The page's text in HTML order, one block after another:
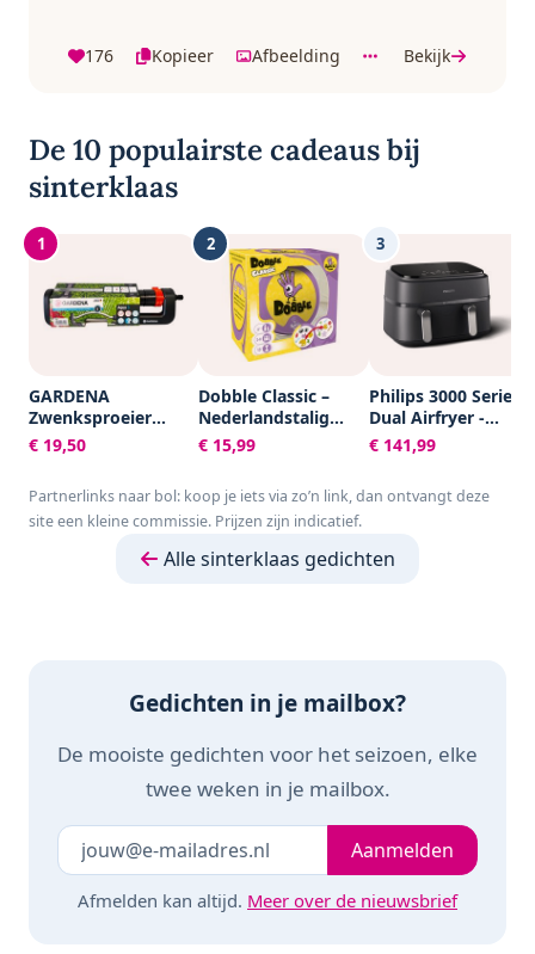
176 Kopieer Afbeelding Bekijk
De 10 populairste cadeaus bij
sinterklaas
1
GARDENA
Zwenksproeier
Aqua S -
Tuinsproeier - 90 tot
€ 19,50
2
Dobble Classic –
Nederlandstalig
Kaartspel voor 2 tot
8 spelers - Leuk
jaar - Het
razendsnelle
hele gezin
€ 15,99
3
Philips 3000 Series
Dual Airfryer -
NA351/00 - Dubbele
Mand - 9L - Tot 6
Zwart/Zilver
€ 141,99
Partnerlinks naar bol: koop je iets via zo’n link, dan ontvangt deze
site een kleine commissie. Prijzen zijn indicatief.
Alle sinterklaas gedichten
Gedichten in je mailbox?
De mooiste gedichten voor het seizoen, elke
twee weken in je mailbox.
Laat dit veld leeg Je e-mailadresAanmelden
Afmelden kan altijd. Meer over de nieuwsbrief